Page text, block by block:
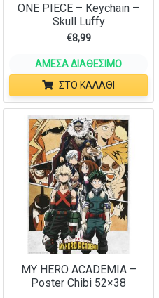
ONE PIECE – Keychain –
Skull Luffy
€8,99
ΆΜΕΣΑ ΔΙΑΘΈΣΙΜΟ
ΣΤΟ ΚΑΛΆΘΙ
MY HERO ACADEMIA –
Poster Chibi 52×38